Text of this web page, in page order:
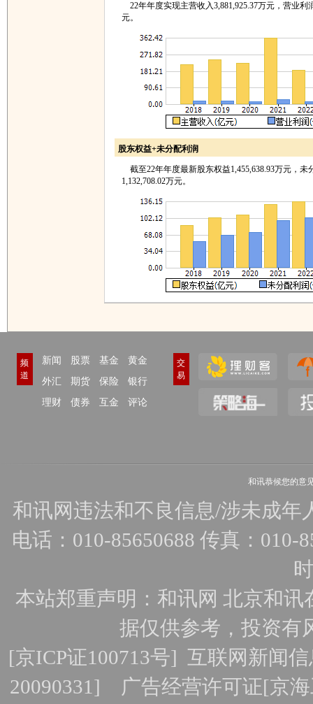
22年年度实现主营收入3,881,925.37万元，营业利
元。
股东权益+未分配利润
截至22年年度最新股东权益1,455,638.93万元，未
1,132,708.02万元。
频
道
新闻 股票 基金
黄金
外汇
期货 保险
银行
理财
债券 互金 评论
交
易
和讯恭候您的意
和讯网违法和不良信息/涉未成年
电话：010-85650688 传真：010-
本站郑重声明：和讯网 北京和
据仅供参考，投资有
[京ICP证100713号]互联网新闻
20090331] 广告经营许可证[京